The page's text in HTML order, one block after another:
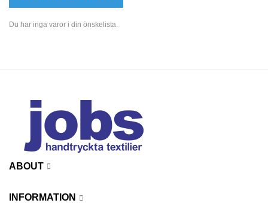
Du har inga varor i din önskelista.
ABOUT
INFORMATION